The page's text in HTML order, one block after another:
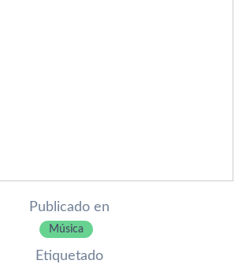
Publicado en
Música
Etiquetado